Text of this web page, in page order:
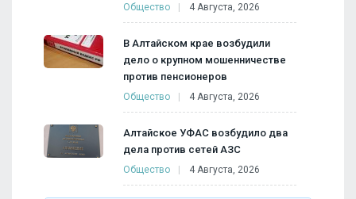
Общество 4 Августа, 2026
В Алтайском крае возбудили
дело о крупном мошенничестве
против пенсионеров
Общество 4 Августа, 2026
Алтайское УФАС возбудило два
дела против сетей АЗС
Общество 4 Августа, 2026